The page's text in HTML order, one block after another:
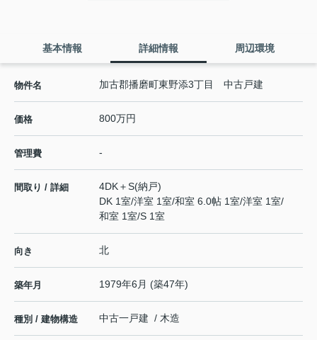
基本情報 詳細情報 周辺環境
物件名 加古郡播磨町東野添3丁目 中古戸建
価格 800万円
管理費 -
間取り / 詳細
4DK＋S(納戸)
DK 1室/洋室 1室/和室 6.0帖 1室/洋室 1室/
和室 1室/S 1室
向き 北
築年月 1979年6月 (築47年)
種別 / 建物構造 中古一戸建 / 木造